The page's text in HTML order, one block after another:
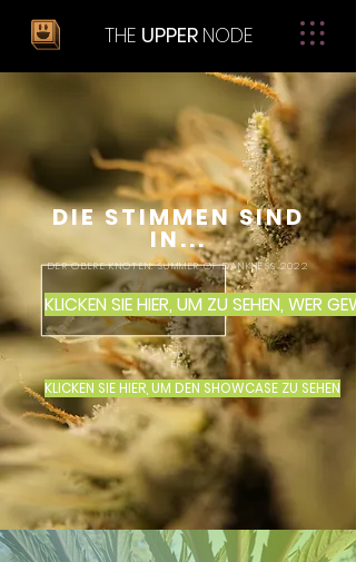
THE UPPER NODE
DER OBERE KNOTEN: SUMMER OF DANKNESS 2022
KLICKEN SIE HIER, UM ZU SEHEN, WER
KLICKEN SIE HIER, UM DEN SHOWCASE ZU SEHEN
DIE STIMMEN SIND
IN...
OD
ER